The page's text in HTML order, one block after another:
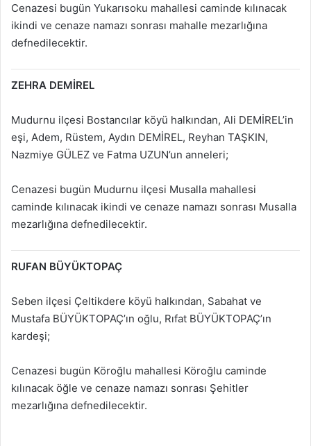
Cenazesi bugün Yukarısoku mahallesi caminde kılınacak
ikindi ve cenaze namazı sonrası mahalle mezarlığına
defnedilecektir.
ZEHRA DEMİREL
Mudurnu ilçesi Bostancılar köyü halkından, Ali DEMİREL’in
eşi, Adem, Rüstem, Aydın DEMİREL, Reyhan TAŞKIN,
Nazmiye GÜLEZ ve Fatma UZUN’un anneleri;
Cenazesi bugün Mudurnu ilçesi Musalla mahallesi
caminde kılınacak ikindi ve cenaze namazı sonrası Musalla
mezarlığına defnedilecektir.
RUFAN BÜYÜKTOPAÇ
Seben ilçesi Çeltikdere köyü halkından, Sabahat ve
Mustafa BÜYÜKTOPAÇ’ın oğlu, Rıfat BÜYÜKTOPAÇ’ın
kardeşi;
Cenazesi bugün Köroğlu mahallesi Köroğlu caminde
kılınacak öğle ve cenaze namazı sonrası Şehitler
mezarlığına defnedilecektir.